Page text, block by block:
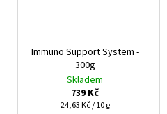
Immuno Support System -
300g
Skladem
739 Kč
Měrná
24,63 Kč / 10 g